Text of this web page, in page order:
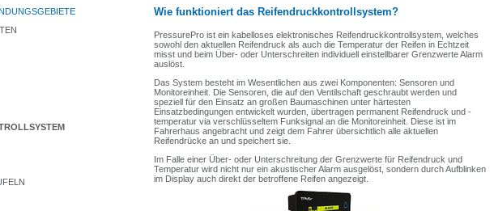
Wie funktioniert das Reifendruckkontrollsystem?
PressurePro ist ein kabelloses elektronisches Reifendruckkontrollsystem, welches
sowohl den aktuellen Reifendruck als auch die Temperatur der Reifen in Echtzeit
misst und beim Über- oder Unterschreiten individuell einstellbarer Grenzwerte Alarm
auslöst.
Das System besteht im Wesentlichen aus zwei Komponenten: Sensoren und
Monitoreinheit. Die Sensoren, die auf den Ventilschaft geschraubt werden und
speziell für den Einsatz an großen Baumaschinen unter härtesten
Einsatzbedingungen entwickelt wurden, übertragen permanent Reifendruck und -
temperatur via verschlüsseltem Funksignal an die Monitoreinheit. Diese ist im
Fahrerhaus angebracht und zeigt dem Fahrer übersichtlich alle aktuellen
Reifendrücke an und speichert sie.
Im Falle einer Über- oder Unterschreitung der Grenzwerte für Reifendruck und
Temperatur wird nicht nur ein akustischer Alarm ausgelöst, sondern durch Aufblinken
im Display auch direkt der betroffene Reifen angezeigt.